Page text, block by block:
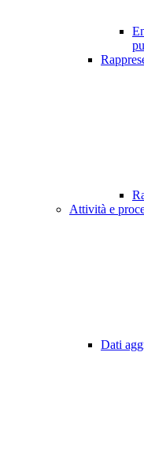
Attività e
Dati